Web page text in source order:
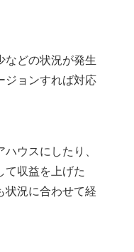
などの状況が発生
ジョンすれば対応
ウスにしたり、
て収益を上げた
状況に合わせて経